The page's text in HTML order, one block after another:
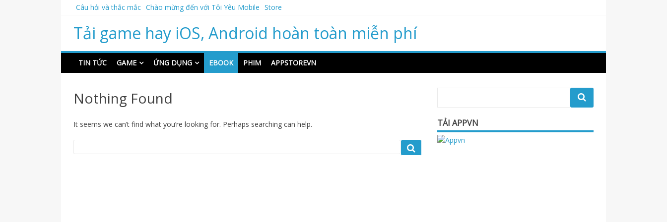
content
Câu hỏi và thắc mắc Chào mừng đến với Tôi Yêu Mobile Store
Tải game hay iOS, Android hoàn toàn miễn phí
TIN TỨC GAME ỨNG DỤNG EBOOK PHIM APPSTOREVN
Nothing Found
It seems we can’t find what you’re looking for. Perhaps searching can help. TẢI APPVN